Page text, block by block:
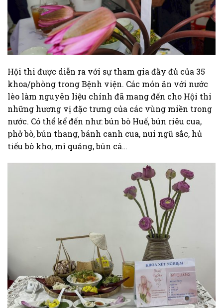
Hội thi được diễn ra với sự tham gia đầy đủ của 35
khoa/phòng trong Bệnh viện. Các món ăn với nước
lèo làm nguyên liệu chính đã mang đến cho Hội thi
những hương vị đặc trưng của các vùng miền trong
nước. Có thể kể đến như: bún bò Huế, bún riêu cua,
phở bò, bún thang, bánh canh cua, nui ngũ sắc, hủ
tiếu bò kho, mì quảng, bún cá…